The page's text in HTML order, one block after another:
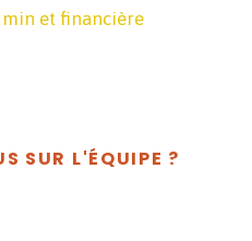
et financière
SUR L'ÉQUIPE ?